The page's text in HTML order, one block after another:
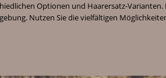
Optionen und Haarersatz-
Nutzen Sie die vielfältigen